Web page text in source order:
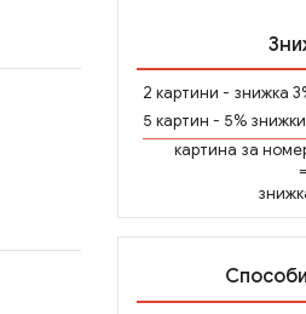
2 картини - знижка
5 картин - 5% знижки
картина за
=